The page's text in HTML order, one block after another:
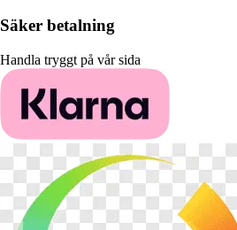
Säker betalning
Handla tryggt på vår sida